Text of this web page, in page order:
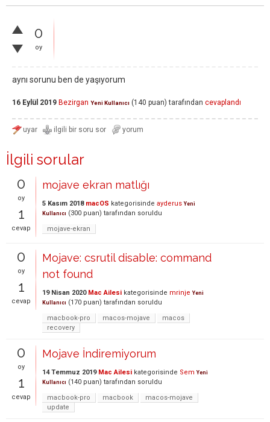
0
oy
aynı sorunu ben de yaşıyorum
16 Eylül 2019 Bezirgan Yeni Kullanıcı (140 puan) tarafından cevaplandı
İlgili sorular
0
oy
1
cevap
mojave ekran matlığı
5 Kasım 2018 macOS kategorisinde ayderus Yeni
Kullanıcı (300 puan) tarafından soruldu
mojave-ekran
0
oy
1
cevap
Mojave: csrutil disable: command
not found
19 Nisan 2020 Mac Ailesi kategorisinde mrinje Yeni
Kullanıcı (170 puan) tarafından soruldu
macbook-pro
macos-mojave
macos
recovery
0
oy
1
cevap
Mojave İndiremiyorum
14 Temmuz 2019 Mac Ailesi kategorisinde Sem Yeni
Kullanıcı (140 puan) tarafından soruldu
macbook-pro
macbook
macos-mojave
update